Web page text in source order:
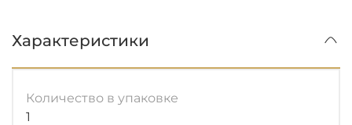
Характеристики
Количество в упаковке
1